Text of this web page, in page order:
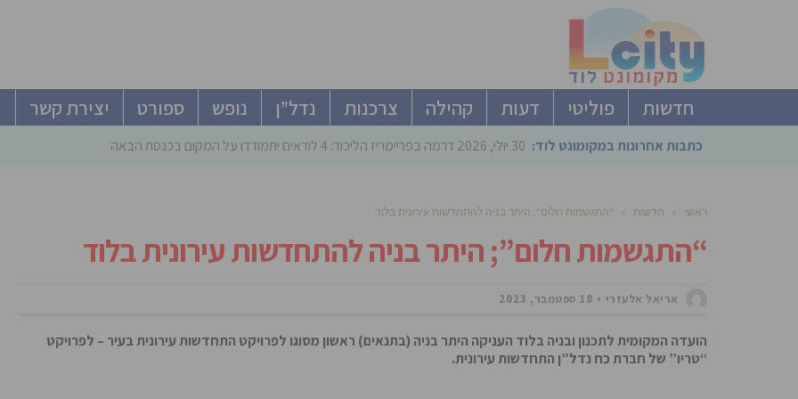
חדשות פוליטי דעות קהילה צרכנות נדל”ן נופש ספורט יצירת קשר
כתבות אחרונות במקומונט לוד: 30 יולי, 2026 דרמה בפריימריז הליכוד: 4 לודאים יתמודדו על המקום בכנסת הבאה
ראשי » חדשות » “התגשמות חלום”; היתר בניה להתחדשות עירונית בלוד
“התגשמות חלום”; היתר בניה להתחדשות עירונית בלוד
אריאל אלעזרי 18 ספטמבר, 2023
הועדה המקומית לתכנון ובניה בלוד העניקה היתר בניה (בתנאים) ראשון מסוגו לפרויקט התחדשות עירונית בעיר – לפרויקט
“טריו” של חברת כח נדל”ן התחדשות עירונית.